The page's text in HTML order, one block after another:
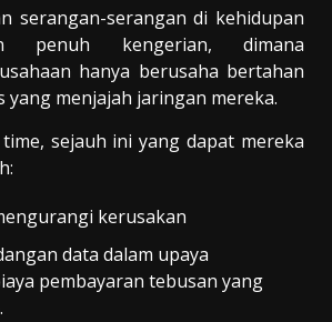
serangan-serangan di kehidupan
penuh kengerian, dimana
hanya berusaha bertahan
yang menjajah jaringan mereka.
sejauh ini yang dapat mereka
kerusakan
data dalam upaya
pembayaran tebusan yang